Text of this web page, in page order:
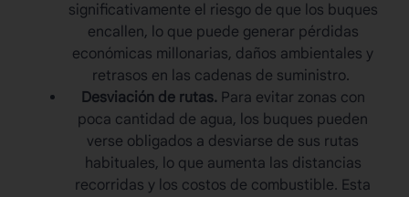
significativamente el riesgo de que los buques
encallen, lo que puede generar pérdidas
económicas millonarias, daños ambientales y
retrasos en las cadenas de suministro.
Desviación de rutas.Para evitar zonas con
poca cantidad de agua, los buques pueden
verse obligados a desviarse de sus rutas
habituales, lo que aumenta las distancias
recorridas y los costos de combustible. Esta